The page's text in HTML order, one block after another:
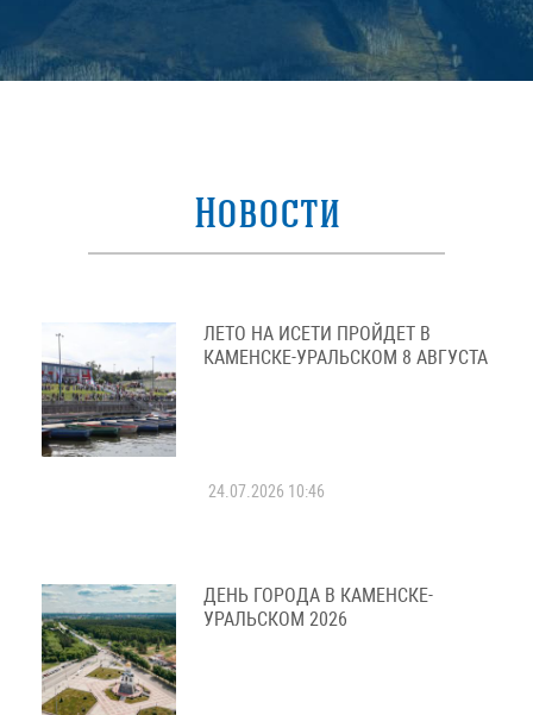
Новости
ЛЕТО НА ИСЕТИ ПРОЙДЕТ В
КАМЕНСКЕ-УРАЛЬСКОМ 8 АВГУСТА
24.07.2026 10:46
ДЕНЬ ГОРОДА В КАМЕНСКЕ-
УРАЛЬСКОМ 2026